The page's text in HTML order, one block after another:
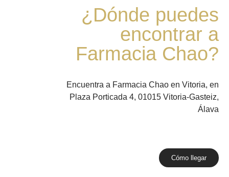
¿Dónde puedes
encontrar a
Farmacia Chao?
Encuentra a Farmacia Chao en Vitoria, en
Plaza Porticada 4, 01015 Vitoria-Gasteiz,
Álava
Cómo llegar